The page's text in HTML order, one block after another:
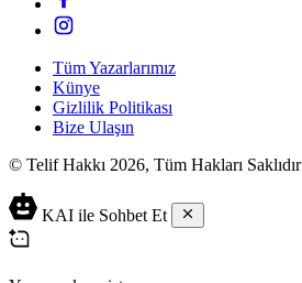
Tüm Yazarlarımız
Künye
Gizlilik Politikası
Bize Ulaşın
© Telif Hakkı 2026, Tüm Hakları Saklıdır
KAI ile Sohbet Et